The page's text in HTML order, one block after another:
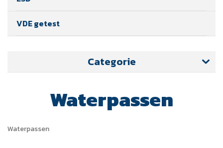
VDE getest
Categorie
Waterpassen
Waterpassen